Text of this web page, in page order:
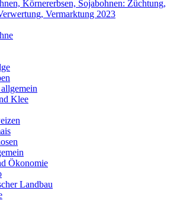
Körnererbsen, Sojabohnen: Züchtung,
Vermarktung 2023
Klee
Ökonomie
Landbau